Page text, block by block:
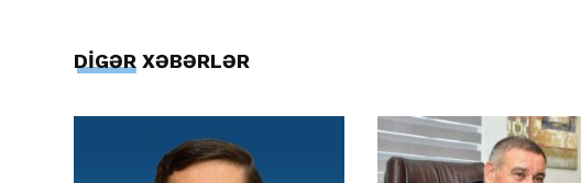
DİGƏR XƏBƏRLƏR